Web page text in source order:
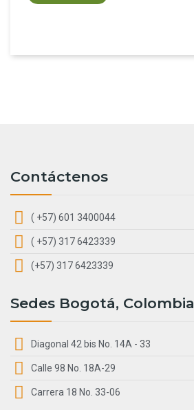
Contáctenos
( +57) 601 3400044
( +57) 317 6423339
(+57) 317 6423339
Sedes Bogotá, Colombia
Diagonal 42 bis No. 14A - 33
Calle 98 No. 18A-29
Carrera 18 No. 33-06